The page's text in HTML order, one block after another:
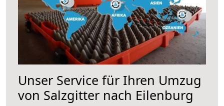
Unser Service für Ihren Umzug
von Salzgitter nach Eilenburg